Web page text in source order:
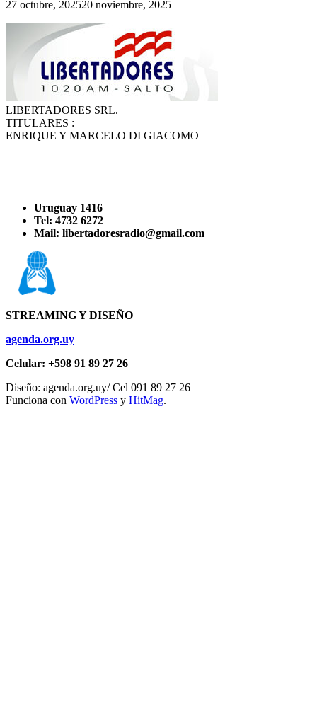
27 octubre, 202520 noviembre, 2025
LIBERTADORES SRL.
TITULARES :
ENRIQUE Y MARCELO DI GIACOMO
Uruguay 1416
Tel: 4732 6272
Mail: libertadoresradio@gmail.com
STREAMING Y DISEÑO
agenda.org.uy
Celular: +598 91 89 27 26
Diseño: agenda.org.uy/ Cel 091 89 27 26
Funciona con WordPress y HitMag.